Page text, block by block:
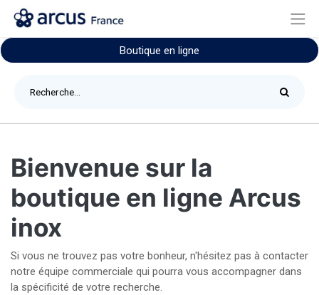
Boutique en ligne
Bienvenue sur la
boutique en ligne Arcus
inox
Si vous ne trouvez pas votre bonheur, n'hésitez pas à contacter
notre équipe commerciale qui pourra vous accompagner dans
la spécificité de votre recherche.